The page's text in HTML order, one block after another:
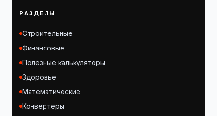
РАЗДЕЛЫ
Строительные
Финансовые
Полезные калькуляторы
Здоровье
Математические
Конвертеры